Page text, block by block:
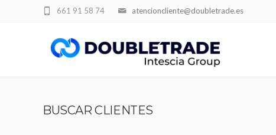
atencioncliente@doubletrade.es
661 91 58 74
BUSCAR CLIENTES